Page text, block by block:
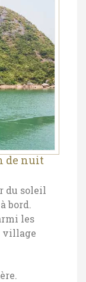
de nuit
du soleil
bord.
les
village